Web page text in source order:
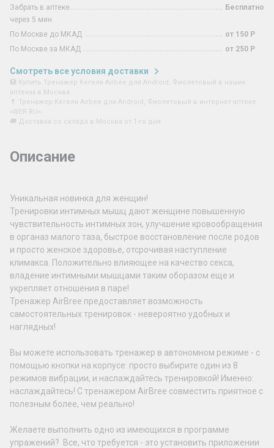
Забрать в аптеке
через 5 мин.
Бесплатно
По Москве до МКАД
от 150 Р
По Москве за МКАД
от 250 Р
Смотреть все условия доставки
🏥 Купить Тренажер Кегеля Airbee для Android, Фиолетовый в наших
аптеках в Москва
💊 Тренажер Кегеля Airbee для Android, Фиолетовый в интернет-аптеке
«WER.RU»
🚚 Доставка со склада в Москва от 1-го дня
Описание
Уникальная новинка для женщин!
Тренировки интимных мышц дают женщине повышенную
чувствительность интимных зон, улучшение кровообращения
в органаз малого таза, быстрое восстановление после родов
и просто женское здоровье, отсрочивая наступление
климакса. Положительно влияющее на качество секса,
владение интимными мышцами таким оборазом еще и
укрепляет отношения в паре!
Тренажер AirBree предоставляет возможность
самостоятельных тренировок - невероятно удобных и
наглядных!
Вы можете использовать тренажер в автономном режиме - с
помощью кнопки на корпусе: просто выбирите один из 8
режимов вибрации, и наслаждайтесь тренировкой! Именно:
наслаждайтесь! С тренажером AirBree совместить приятное с
полезным более, чем реально!
Желаете выполнить одно из имеющихся в программе
упражений? Все, что требуется - это установить приложении